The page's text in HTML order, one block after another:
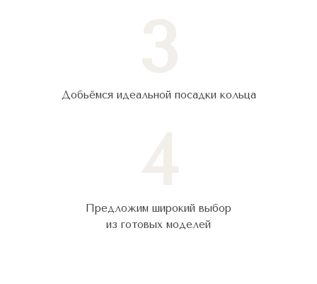
Добьёмся идеальной посадки кольца
Предложим широкий выбор
из готовых моделей